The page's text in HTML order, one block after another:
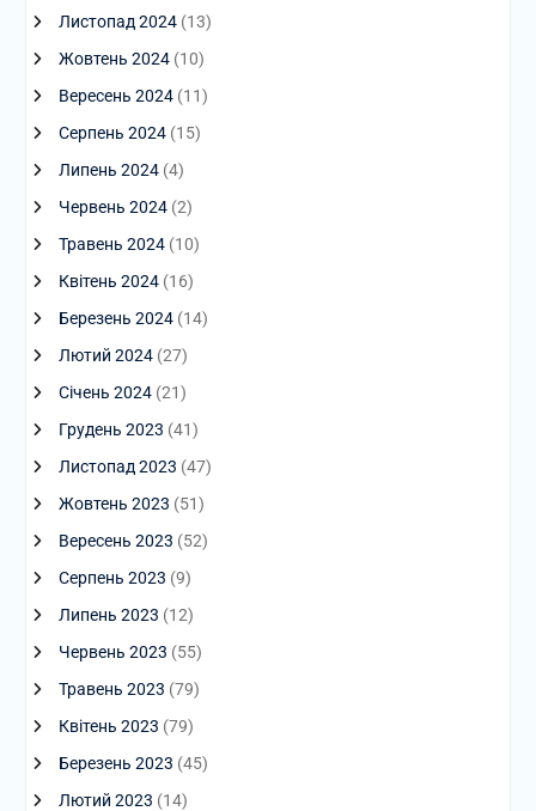
Листопад 2024(13)
Жовтень 2024(10)
Вересень 2024(11)
Серпень 2024(15)
Липень 2024(4)
Червень 2024(2)
Травень 2024(10)
Квітень 2024(16)
Березень 2024(14)
Лютий 2024(27)
Січень 2024(21)
Грудень 2023 (41)
Листопад 2023 (47)
Жовтень 2023 (51)
Вересень 2023 (52)
Серпень 2023 (9)
Липень 2023 (12)
Червень 2023 (55)
Травень 2023 (79)
Квітень 2023 (79)
Березень 2023 (45)
Лютий 2023 (14)